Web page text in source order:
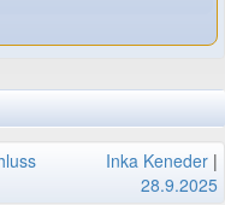
Inka Keneder |
28.9.2025